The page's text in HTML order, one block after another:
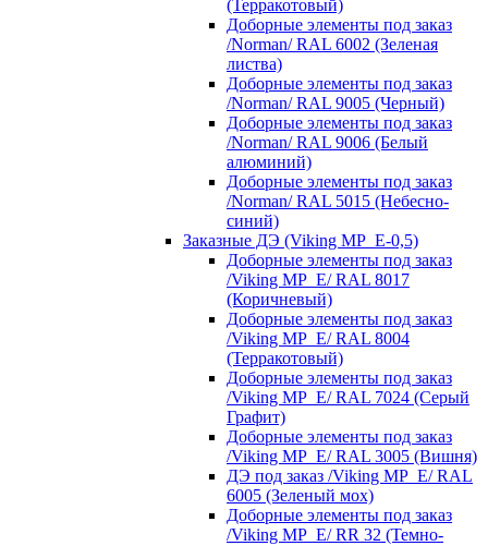
(Терракотовый)
Доборные элементы под заказ
/Norman/ RAL 6002 (Зеленая
листва)
Доборные элементы под заказ
/Norman/ RAL 9005 (Черный)
Доборные элементы под заказ
/Norman/ RAL 9006 (Белый
алюминий)
Доборные элементы под заказ
/Norman/ RAL 5015 (Небесно-
синий)
Заказные ДЭ (Viking MP_E-0,5)
Доборные элементы под заказ
/Viking MP_E/ RAL 8017
(Коричневый)
Доборные элементы под заказ
/Viking MP_E/ RAL 8004
(Терракотовый)
Доборные элементы под заказ
/Viking MP_E/ RAL 7024 (Серый
Графит)
Доборные элементы под заказ
/Viking MP_E/ RAL 3005 (Вишня)
ДЭ под заказ /Viking MP_E/ RAL
6005 (Зеленый мох)
Доборные элементы под заказ
/Viking MP_E/ RR 32 (Темно-